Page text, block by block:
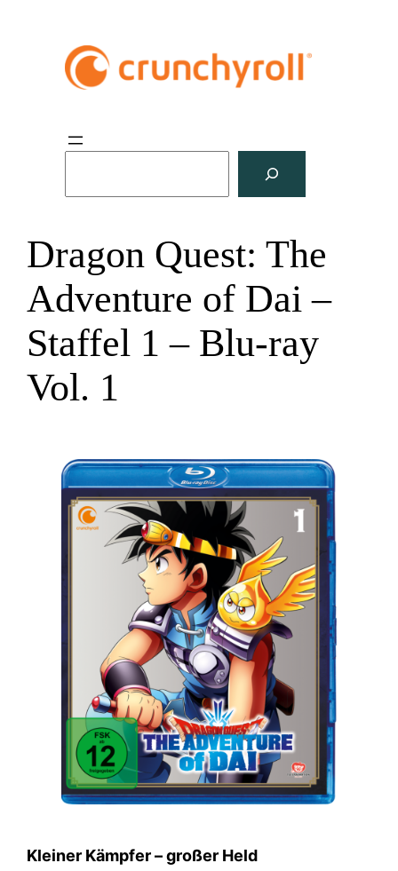
e
n
Dragon Quest: The
Adventure of Dai –
Staffel 1 – Blu-ray
Vol. 1
Kleiner Kämpfer – großer Held